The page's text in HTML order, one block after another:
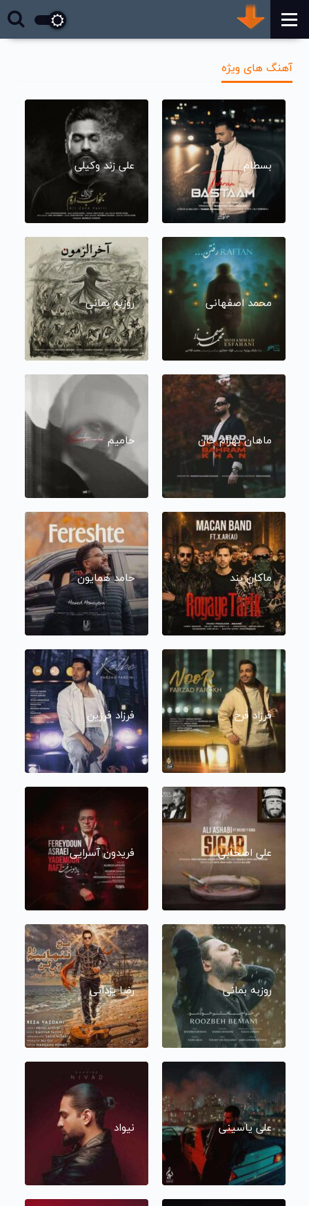
آهنگ های ویژه
بسطام علی زند وکیلی
محمد اصفهانی روزبه بمانی
ماهان بهرام خان حامیم
ماکان بند حامد همایون
فرزاد فرخ فرزاد فرزین
علی اصحابی فریدون آسرایی
روزبه بمانی رضا یزدانی
علی یاسینی نیواد